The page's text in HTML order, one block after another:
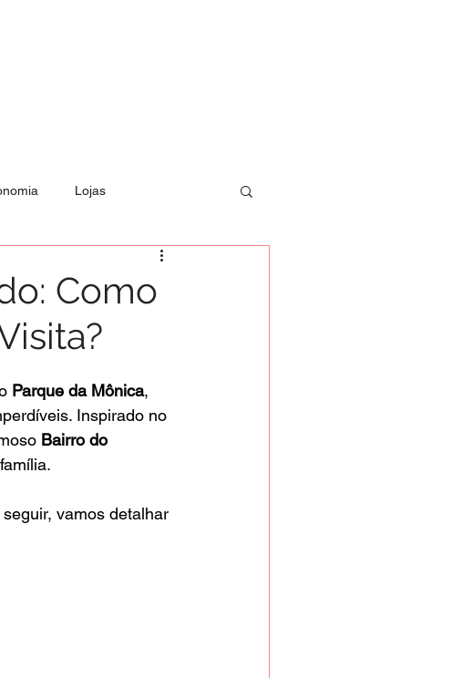
Lojas
Como
Parque da Mônica,
Inspirado no
Bairro do
seguir, vamos detalhar